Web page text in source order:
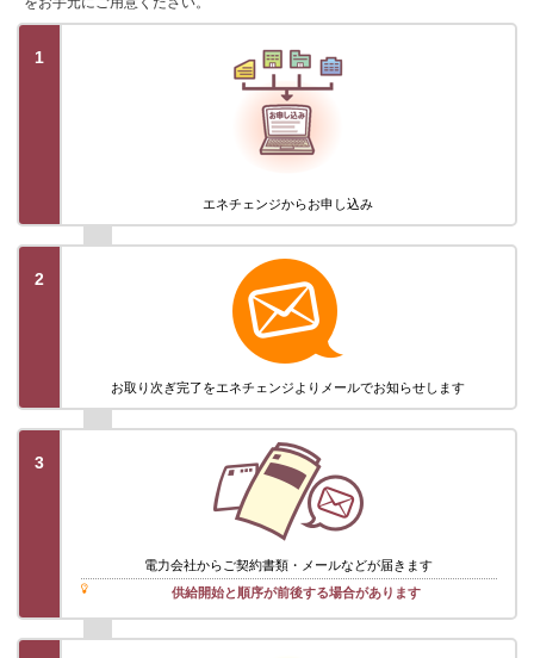
1
エネチェンジからお申し込み
2
お取り次ぎ完了をエネチェンジより メールでお知らせします
3
電力会社から ご契約書類・メールなどが届きます
供給開始と順序が前後する場合があります